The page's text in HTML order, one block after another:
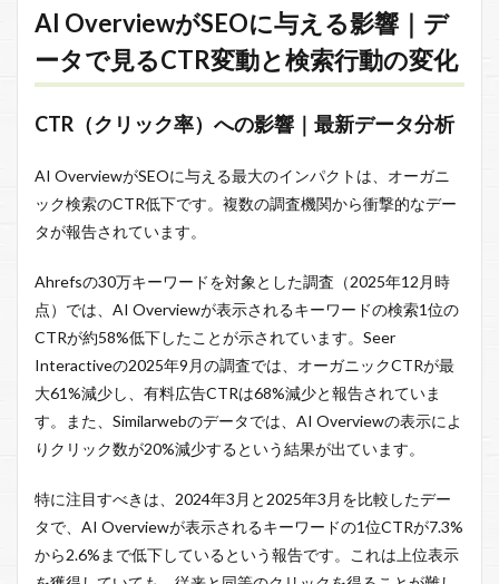
AI OverviewがSEOに与える影響｜デ
ータで見るCTR変動と検索行動の変化
CTR（クリック率）への影響｜最新データ分析
AI OverviewがSEOに与える最大のインパクトは、オーガニ
ック検索のCTR低下です。複数の調査機関から衝撃的なデー
タが報告されています。
Ahrefsの30万キーワードを対象とした調査（2025年12月時
点）では、AI Overviewが表示されるキーワードの検索1位の
CTRが約58%低下したことが示されています。Seer
Interactiveの2025年9月の調査では、オーガニックCTRが最
大61%減少し、有料広告CTRは68%減少と報告されていま
す。また、Similarwebのデータでは、AI Overviewの表示によ
りクリック数が20%減少するという結果が出ています。
特に注目すべきは、2024年3月と2025年3月を比較したデー
タで、AI Overviewが表示されるキーワードの1位CTRが7.3%
から2.6%まで低下しているという報告です。これは上位表示